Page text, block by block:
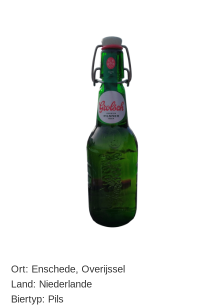
Ort: Enschede, Overijssel
Land: Niederlande
Biertyp: Pils